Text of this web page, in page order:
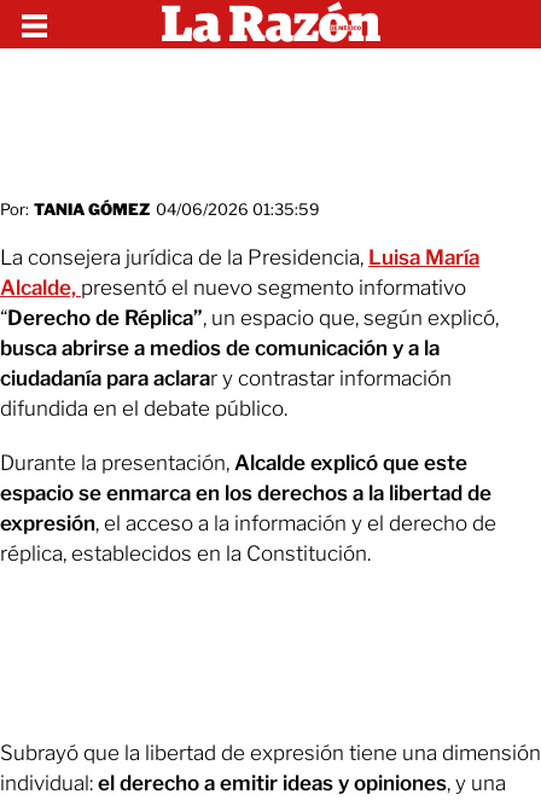
Por: TANIA GÓMEZ 04/06/2026 01:35:59
La consejera jurídica de la Presidencia, Luisa María
Alcalde, presentó el nuevo segmento informativo
“Derecho de Réplica”, un espacio que, según explicó,
busca abrirse a medios de comunicación y a la
ciudadanía para aclarar y contrastar información
difundida en el debate público.
Durante la presentación, Alcalde explicó que este
espacio se enmarca en los derechos a la libertad de
expresión, el acceso a la información y el derecho de
réplica, establecidos en la Constitución.
Subrayó que la libertad de expresión tiene una dimensión
individual: el derecho a emitir ideas y opiniones, y una